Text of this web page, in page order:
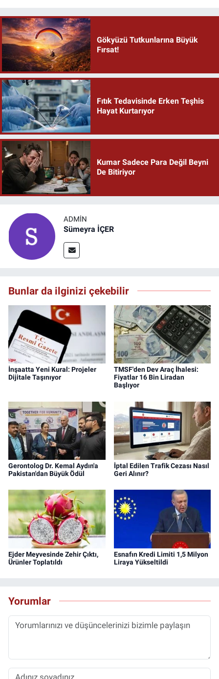
Gökyüzü Tutkunlarına Büyük
Fırsat!
Fıtık Tedavisinde Erken Teşhis
Hayat Kurtarıyor
Kumar Sadece Para Değil Beyni
De Bitiriyor
ADMIN
Sümeyra İÇER
Bunlar da ilginizi çekebilir
İnşaatta Yeni Kural: Projeler
Dijitale Taşınıyor
TMSF'den Dev Araç İhalesi:
Fiyatlar 16 Bin Liradan
Başlıyor
Gerontolog Dr. Kemal Aydın'a
Pakistan'dan Büyük Ödül
İptal Edilen Trafik Cezası Nasıl
Geri Alınır?
Ejder Meyvesinde Zehir Çıktı,
Ürünler Toplatıldı
Esnafın Kredi Limiti 1,5 Milyon
Liraya Yükseltildi
Yorumlar